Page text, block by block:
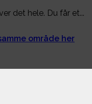
det hele. Du får et...
område her